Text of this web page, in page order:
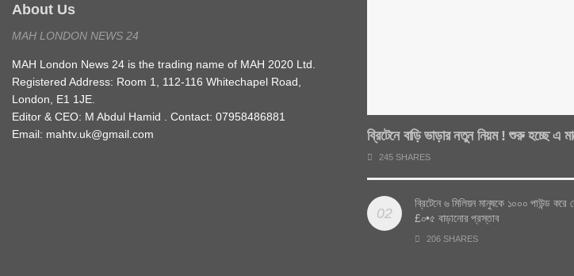
About Us
MAH LONDON NEWS 24
MAH London News 24 is the trading name of MAH 2020 Ltd.
Registered Address: Room 1, 112-116 Whitechapel Road,
London, E1 1JE.
Editor & CEO: M Abdul Hamid . Contact: 07958486881
Email: mahtv.uk@gmail.com
ব্রিটেনে বাড়ি ভাড়ার নতুন নিয়ম ! শুরু হচ্ছে এ
245 SHARES
ব্রিটেনে ৬ মিলিয়ন মানুষকে ১০০০ পাউন্ড করে
£০•৫ বাড়ানোর প্রস্তাব
206 SHARES